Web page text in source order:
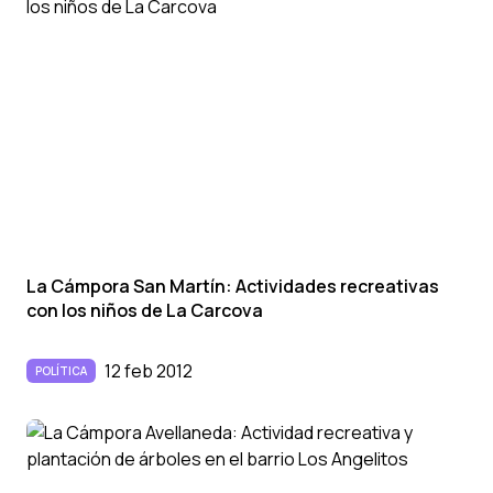
La Cámpora San Martí­n: Actividades recreativas
con los niños de La Carcova
POLÍTICA 12 feb 2012